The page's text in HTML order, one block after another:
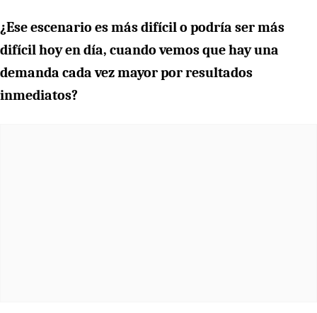
¿Ese escenario es más difícil o podría ser más
difícil hoy en día, cuando vemos que hay una
demanda cada vez mayor por resultados
inmediatos?